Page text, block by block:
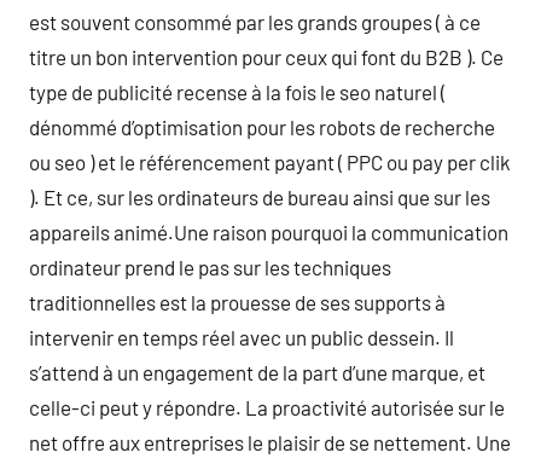
est souvent consommé par les grands groupes ( à ce
titre un bon intervention pour ceux qui font du B2B ). Ce
type de publicité recense à la fois le seo naturel (
dénommé d’optimisation pour les robots de recherche
ou seo ) et le référencement payant ( PPC ou pay per clik
). Et ce, sur les ordinateurs de bureau ainsi que sur les
appareils animé.Une raison pourquoi la communication
ordinateur prend le pas sur les techniques
traditionnelles est la prouesse de ses supports à
intervenir en temps réel avec un public dessein. Il
s’attend à un engagement de la part d’une marque, et
celle-ci peut y répondre. La proactivité autorisée sur le
net offre aux entreprises le plaisir de se nettement. Une